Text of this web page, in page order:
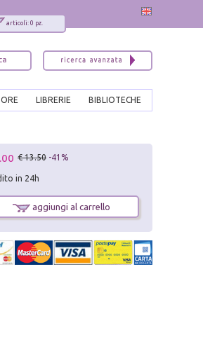
articoli: 0 pz.
BIBLIOTECHE
LIBRERIE
€ 13.50 -41%
in 24h
aggiungi al carrello
x
libri?
nostre novità, potrai
quando desideri.